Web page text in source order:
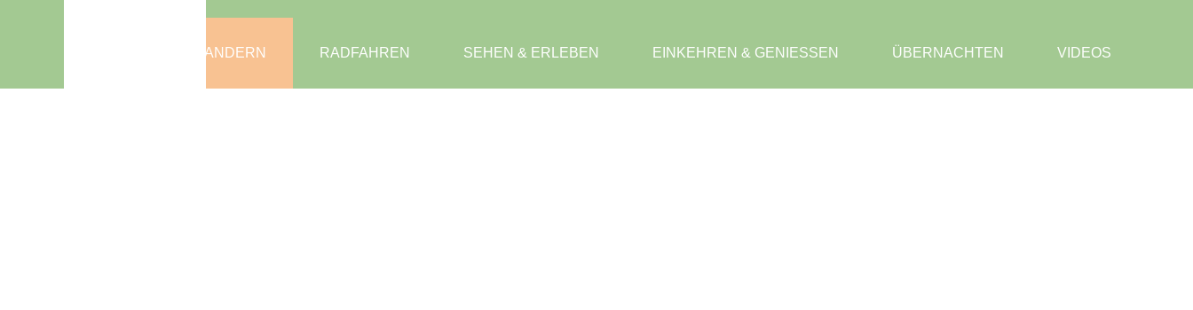
WANDERN
RADFAHREN SEHEN & ERLEBEN EINKEHREN & GENIESSEN ÜBERNACHTEN VIDEOS